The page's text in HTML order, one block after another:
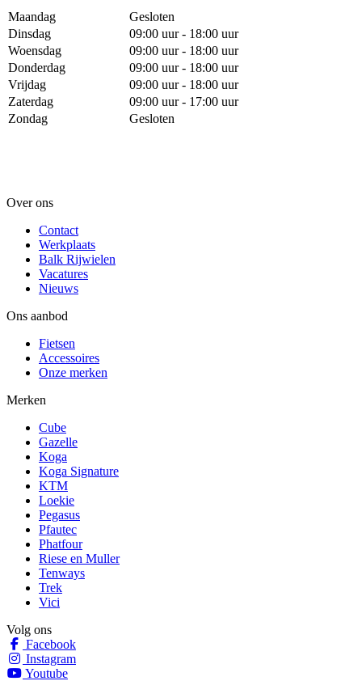
Maandag
Gesloten
Dinsdag
09:00 uur - 18:00 uur
Woensdag
09:00 uur - 18:00 uur
Donderdag
09:00 uur - 18:00 uur
Vrijdag
09:00 uur - 18:00 uur
Zaterdag
09:00 uur - 17:00 uur
Zondag
Gesloten
Over ons
Contact
Werkplaats
Balk Rijwielen
Vacatures
Nieuws
Ons aanbod
Fietsen
Accessoires
Onze merken
Merken
Cube
Gazelle
Koga
Koga Signature
KTM
Loekie
Pegasus
Pfautec
Phatfour
Riese en Muller
Tenways
Trek
Vici
Volg ons
Facebook
Instagram
Youtube